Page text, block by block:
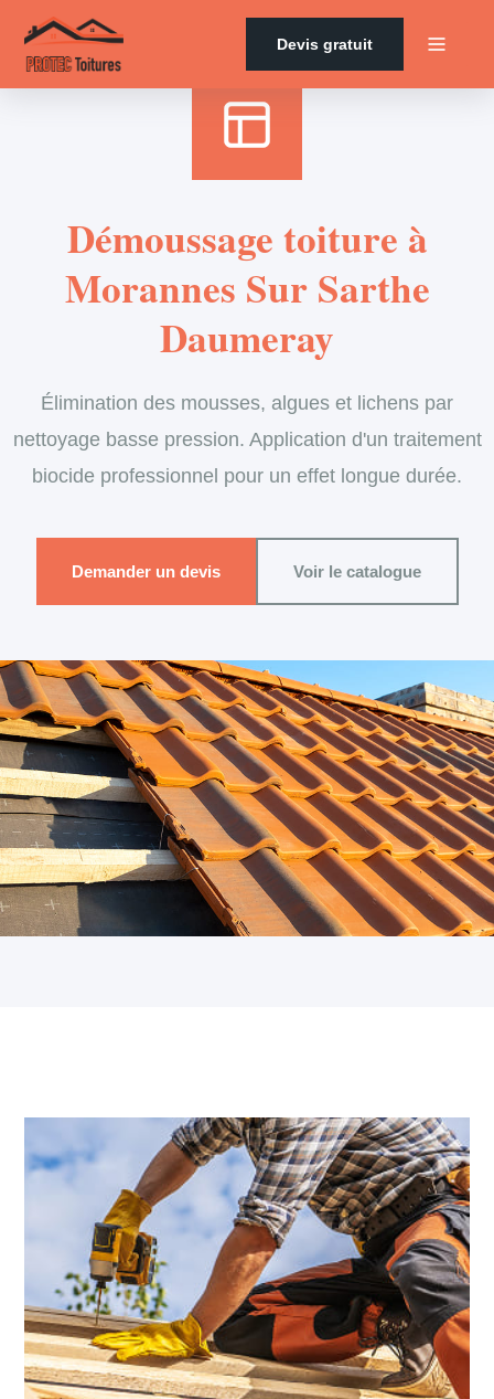
Devis gratuit
Démoussage toiture à
Morannes Sur Sarthe
Daumeray
Élimination des mousses, algues et lichens par
nettoyage basse pression. Application d'un traitement
biocide professionnel pour un effet longue durée.
Demander un devis Voir le catalogue